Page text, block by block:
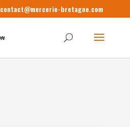
contact@mercerie-bretagne.com